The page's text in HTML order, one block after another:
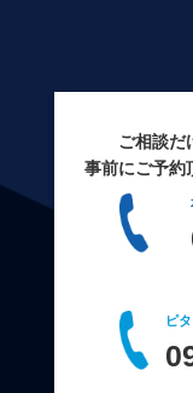
ご相談だ
事前にご予約
ピ